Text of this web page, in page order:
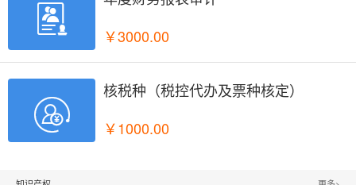

￥3000.00

核税种（税控代办及票种核定）
￥1000.00